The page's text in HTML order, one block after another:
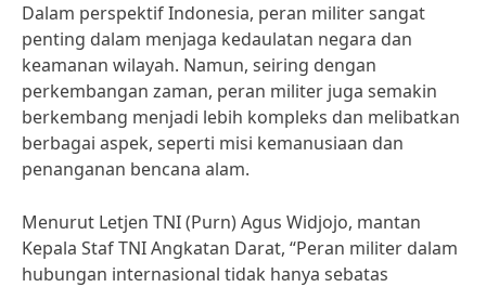
Dalam perspektif Indonesia, peran militer sangat
penting dalam menjaga kedaulatan negara dan
keamanan wilayah. Namun, seiring dengan
perkembangan zaman, peran militer juga semakin
berkembang menjadi lebih kompleks dan melibatkan
berbagai aspek, seperti misi kemanusiaan dan
penanganan bencana alam.
Menurut Letjen TNI (Purn) Agus Widjojo, mantan
Kepala Staf TNI Angkatan Darat, “Peran militer dalam
hubungan internasional tidak hanya sebatas